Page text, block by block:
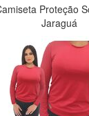
Proteção
Jaraguá